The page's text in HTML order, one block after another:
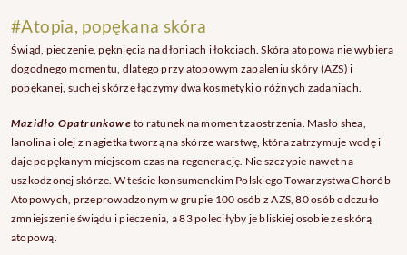
#Atopia, popękana skóra
Świąd, pieczenie, pęknięcia na dłoniach i łokciach. Skóra atopowa nie wybiera
dogodnego momentu, dlatego przy atopowym zapaleniu skóry (AZS) i
popękanej, suchej skórze łączymy dwa kosmetyki o różnych zadaniach.
Mazidło Opatrunkowe to ratunek na moment zaostrzenia. Masło shea,
lanolina i olej z nagietka tworzą na skórze warstwę, która zatrzymuje wodę i
daje popękanym miejscom czas na regenerację. Nie szczypie nawet na
uszkodzonej skórze. W teście konsumenckim Polskiego Towarzystwa Chorób
Atopowych, przeprowadzonym w grupie 100 osób z AZS, 80 osób odczuło
zmniejszenie świądu i pieczenia, a 83 poleciłyby je bliskiej osobie ze skórą
atopową.